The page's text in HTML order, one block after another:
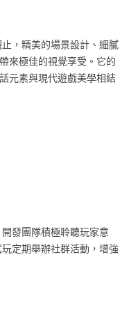
，精美的場景設計、細膩
來極佳的視覺享受。它的
元素與現代遊戲美學相結
發團隊積極聆聽玩家意
定期舉辦社群活動，增強